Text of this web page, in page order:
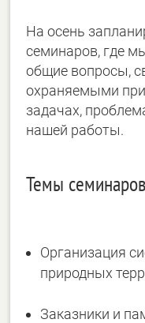
На осень
семинаров, где
общие вопросы,
охраняемыми
задачах,
нашей работы.
Темы семинаров
Организация
природных
Заказники и